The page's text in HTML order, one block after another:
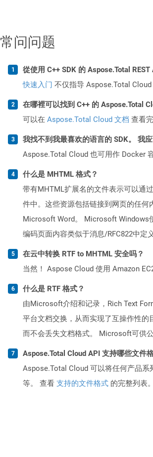
常问问题
從使用 C++ SDK 的 Aspose.Total
快速入门 不仅指导 Aspose.Total Cloud
在哪裡可以找到 C++ 的 Aspose.Total
可以在 Aspose.Total Cloud 文档 查看
我找不到我最喜欢的语言的 SDK。 我
Aspose.Total Cloud 也可用作 Docker
什么是 MHTML 格式？
带有MHTML扩展名的文件表示可以通
件中。这些资源包括链接到网页的任
Microsoft Word。 Microsoft Windows
编码页面内容类似于消息/RFC822中定
在云中转换 RTF to MHTML 安全吗？
当然！ Aspose Cloud 使用 Amazon
什么是 RTF 格式？
由Microsoft介绍和记录，Rich Text
平台文档交换，从而实现了互操作性
而不会丢失文档格式。 Microsoft可供
Aspose.Total Cloud API 支持哪些文件
Aspose.Total Cloud 可以将任何产品系
等。 查看 支持的文件格式 的完整列表。